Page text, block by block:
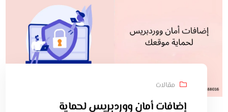
مقالات
إضافات أمان ووردبريس لحماية